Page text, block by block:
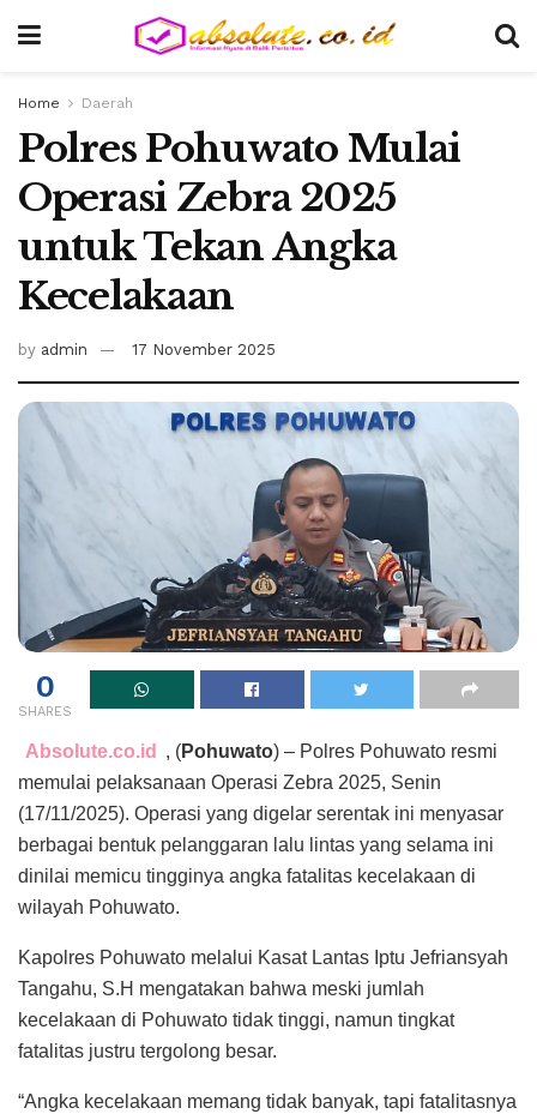
Home Daerah
Polres Pohuwato Mulai
Operasi Zebra 2025
untuk Tekan Angka
Kecelakaan
by admin 17 November 2025
0
SHARES
Absolute.co.id , (Pohuwato) – Polres Pohuwato resmi
memulai pelaksanaan Operasi Zebra 2025, Senin
(17/11/2025). Operasi yang digelar serentak ini menyasar
berbagai bentuk pelanggaran lalu lintas yang selama ini
dinilai memicu tingginya angka fatalitas kecelakaan di
wilayah Pohuwato.
Kapolres Pohuwato melalui Kasat Lantas Iptu Jefriansyah
Tangahu, S.H mengatakan bahwa meski jumlah
kecelakaan di Pohuwato tidak tinggi, namun tingkat
fatalitas justru tergolong besar.
“Angka kecelakaan memang tidak banyak, tapi fatalitasnya